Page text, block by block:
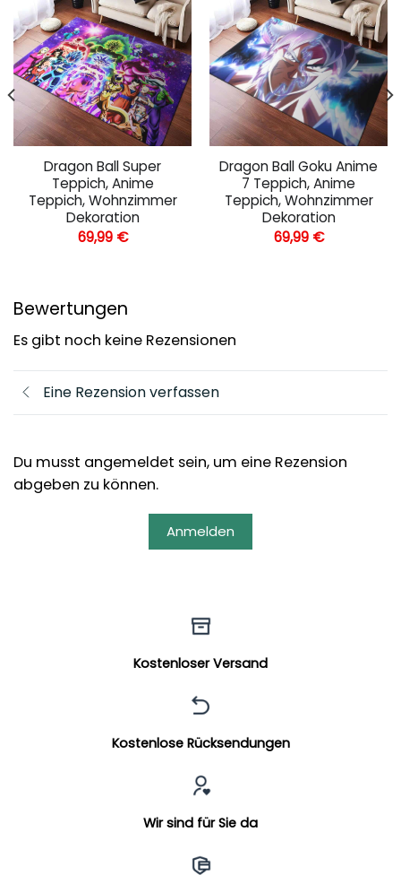
Dragon Ball Super
Teppich, Anime
Teppich, Wohnzimmer
Dekoration
69,99 €
Dragon Ball Goku Anime
7 Teppich, Anime
Teppich, Wohnzimmer
Dekoration
69,99 €
Bewertungen
Es gibt noch keine Rezensionen
Eine Rezension verfassen
Du musst angemeldet sein, um eine Rezension
abgeben zu können.
Anmelden
Kostenloser Versand
Kostenlose Rücksendungen
Wir sind für Sie da